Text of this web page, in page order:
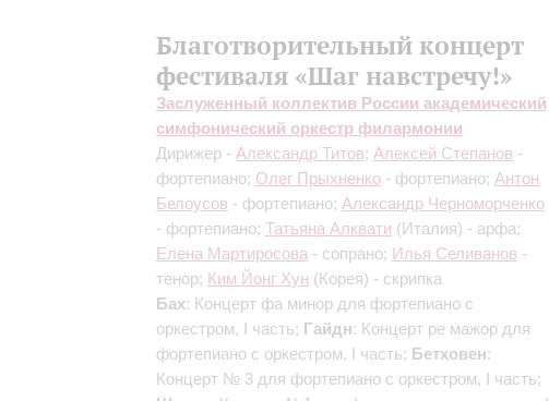
Благотворительный концерт
фестиваля «Шаг навстречу!»
Заслуженный коллектив России академический
симфонический оркестр филармонии
Дирижер - Александр Титов; Алексей Степанов -
фортепиано; Олег Прыхненко - фортепиано; Антон
Белоусов - фортепиано; Александр Черноморченко
- фортепиано; Татьяна Алквати (Италия) - арфа;
Елена Мартиросова - сопрано; Илья Селиванов -
тенор; Ким Йонг Хун (Корея) - скрипка
Бах: Концерт фа минор для фортепиано с
оркестром, I часть; Гайдн: Концерт ре мажор для
фортепиано с оркестром, I часть; Бетховен:
Концерт № 3 для фортепиано с оркестром, I часть;